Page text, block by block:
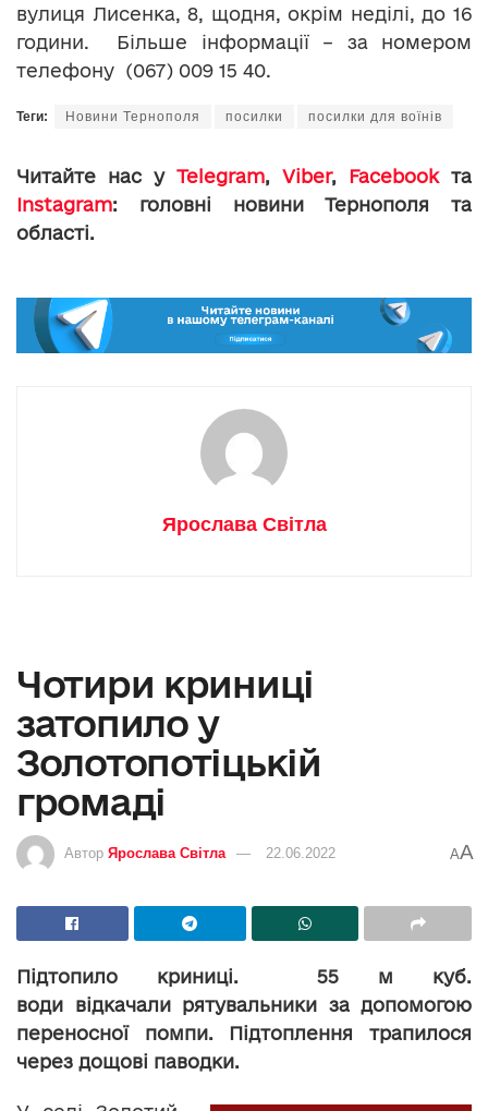
вулиця Лисенка, 8, щодня, окрім неділі, до 16
години. Більше інформації – за номером
телефону (067) 009 15 40.
Теги: Новини Тернополя посилки посилки для воїнів
Читайте нас у Telegram, Viber, Facebookта
Instagram: головні новини Тернополя та
області.
Ярослава Світла
Чотири криниці
затопило у
Золотопотіцькій
громаді
Автор Ярослава Світла 22.06.2022 AA
Підтопило криниці. 55 м куб.
води відкачали рятувальники за допомогою
переносної помпи. Підтоплення трапилося
через дощові паводки.